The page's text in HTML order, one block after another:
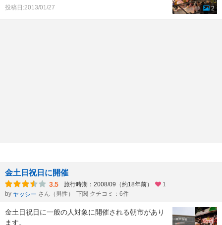
投稿日:2013/01/27
2
金土日祝日に開催
3.5 旅行時期：2008/09（約18年前）
1
by ヤッシー さん（男性） 下関 クチコミ：6件
金土日祝日に一般の人対象に開催される朝市があり
ます。